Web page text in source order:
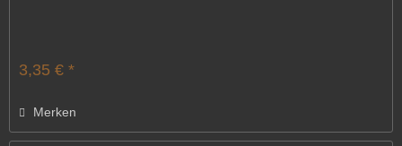
3,35 € *
Merken